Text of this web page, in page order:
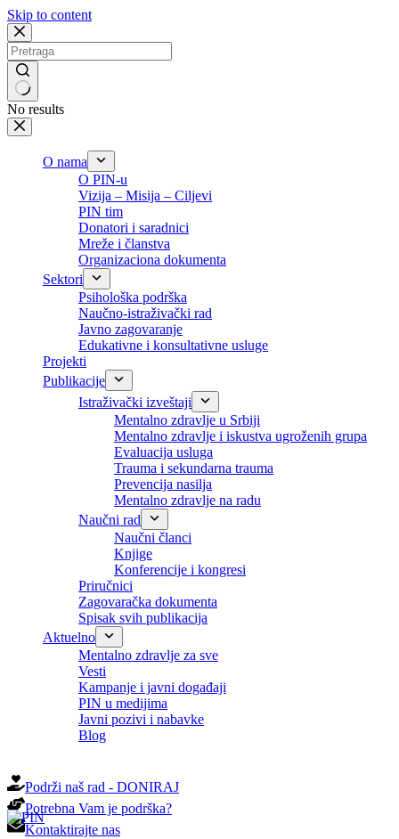
Skip to content
No results
O nama
O PIN-u
Vizija – Misija – Ciljevi
PIN tim
Donatori i saradnici
Mreže i članstva
Organizaciona dokumenta
Sektori
Psihološka podrška
Naučno-istraživački rad
Javno zagovaranje
Edukativne i konsultativne usluge
Projekti
Publikacije
Istraživački izveštaji
Mentalno zdravlje u Srbiji
Mentalno zdravlje i iskustva ugroženih grupa
Evaluacija usluga
Trauma i sekundarna trauma
Prevencija nasilja
Mentalno zdravlje na radu
Naučni rad
Naučni članci
Knjige
Konferencije i kongresi
Priručnici
Zagovaračka dokumenta
Spisak svih publikacija
Aktuelno
Mentalno zdravlje za sve
Vesti
Kampanje i javni događaji
PIN u medijima
Javni pozivi i nabavke
Blog
Podrži naš rad - DONIRAJ
Potrebna Vam je podrška?
Kontaktirajte nas